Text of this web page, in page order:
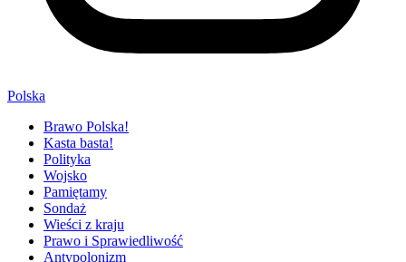
Polska
Brawo Polska!
Kasta basta!
Polityka
Wojsko
Pamiętamy
Sondaż
Wieści z kraju
Prawo i Sprawiedliwość
Antypolonizm